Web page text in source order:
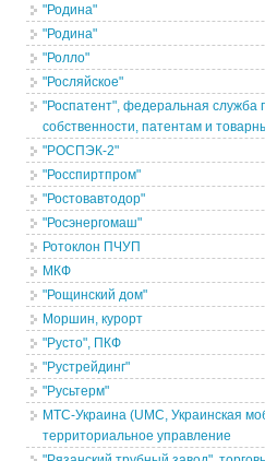
"Родина"
"Родина"
"Ролло"
"Росляйское"
"Роспатент", федеральная служба
собственности, патентам и
"РОСПЭК-2"
"Росспиртпром"
"Ростовавтодор"
"Росэнергомаш"
Ротоклон ПЧУП
МКФ
"Рощинский дом"
Моршин, курорт
"Русто", ПКФ
"Рустрейдинг"
"Русьтерм"
МТС-Украина (UMC, Украинская
территориальное управление